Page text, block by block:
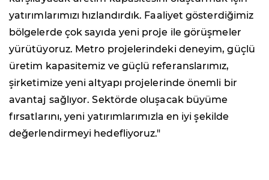
yatırımlarımızı hızlandırdık. Faaliyet gösterdiğimiz
bölgelerde çok sayıda yeni proje ile görüşmeler
yürütüyoruz. Metro projelerindeki deneyim, güçlü
üretim kapasitemiz ve güçlü referanslarımız,
şirketimize yeni altyapı projelerinde önemli bir
avantaj sağlıyor. Sektörde oluşacak büyüme
fırsatlarını, yeni yatırımlarımızla en iyi şekilde
değerlendirmeyi hedefliyoruz."